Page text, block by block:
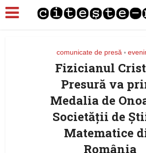
comunicate de presă •
Fizicianul
Presură va
Medalia de
Societății de
Matematice
România